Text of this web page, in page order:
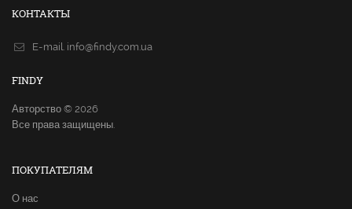
КОНТАКТЫ
E-mail. info@findy.com.ua
FINDY
Авторство © 2026
Все права защищены.
ПОКУПАТЕЛЯМ
О нас